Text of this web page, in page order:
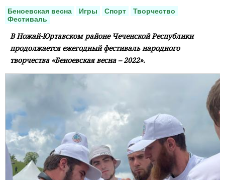
Беноевская весна Игры Спорт
Творчество
Фестиваль
В Ножай-Юртавском районе Чеченской Республики
продолжается ежегодный фестиваль народного
творчества «Беноевская весна – 2022».